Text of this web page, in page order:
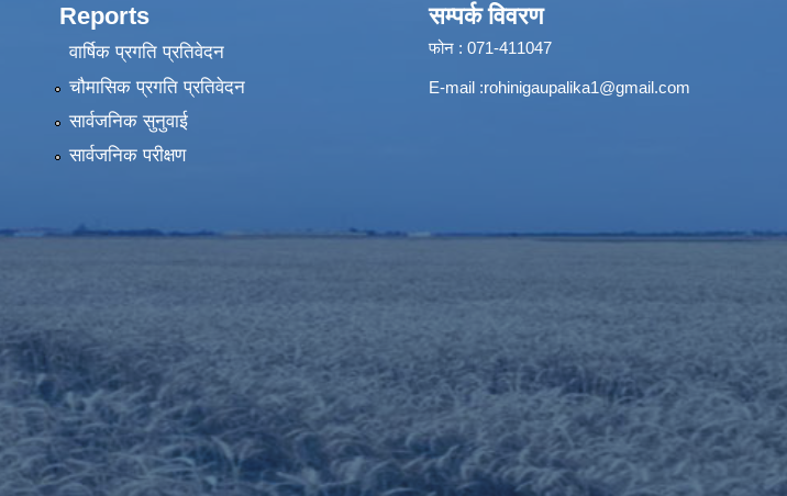
Reports
वार्षिक प्रगति प्रतिवेदन
चौमासिक प्रगति प्रतिवेदन
सार्वजनिक सुनुवाई
सार्वजनिक परीक्षण
सम्पर्क विवरण
फोन : 071-411047
E-mail :rohinigaupalika1@gmail.com